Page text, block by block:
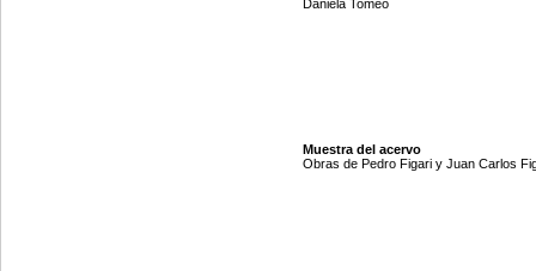
Daniela Tomeo
Muestra del acervo
Obras de Pedro Figari y Juan Carlos